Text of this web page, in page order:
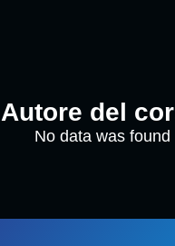
Autore del
No data was found